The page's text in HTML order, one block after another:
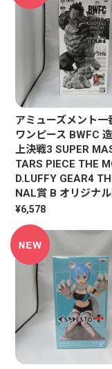
アミューズメント一
ワンピース BWFC
上決戦3 SUPER
TARS PIECE THE
D.LUFFY GEAR4
NAL賞 B オリジナ
¥6,578